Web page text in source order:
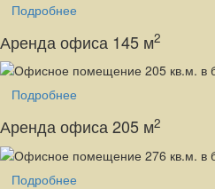
Подробнее
Аренда офиса 145 м2
Подробнее
Аренда офиса 205 м2
Подробнее